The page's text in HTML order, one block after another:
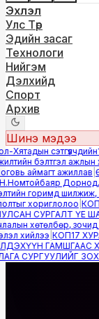
Эхлэл
Улс Төр
Эдийн засаг
Технологи
Нийгэм
Дэлхийд
Спорт
Архив
Шинэ мэдээ
бэлтгэл ажлын
аймагт ажиллав|
Дорнод,
горимд шилжиж,
хориглолоо|
СУРГАЛТ ҮЕ
хөтөлбөр, зочид
хийлээ|КОП17
ГАМШГААС
СУРГУУЛИЙГ